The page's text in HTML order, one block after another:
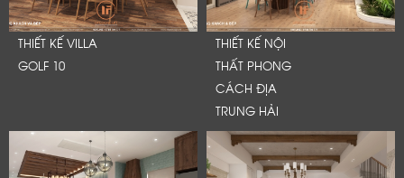
THIẾT KẾ VILLA
GOLF 10
THIẾT KẾ NỘI
THẤT PHONG
CÁCH ĐỊA
TRUNG HẢI